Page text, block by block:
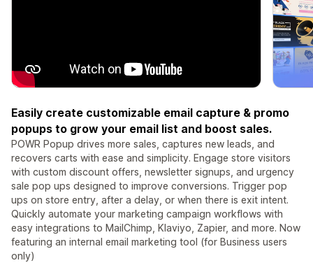
Easily create customizable email capture & promo
popups to grow your email list and boost sales.
POWR Popup drives more sales, captures new leads, and
recovers carts with ease and simplicity. Engage store visitors
with custom discount offers, newsletter signups, and urgency
sale pop ups designed to improve conversions. Trigger pop
ups on store entry, after a delay, or when there is exit intent.
Quickly automate your marketing campaign workflows with
easy integrations to MailChimp, Klaviyo, Zapier, and more. Now
featuring an internal email marketing tool (for Business users
only)